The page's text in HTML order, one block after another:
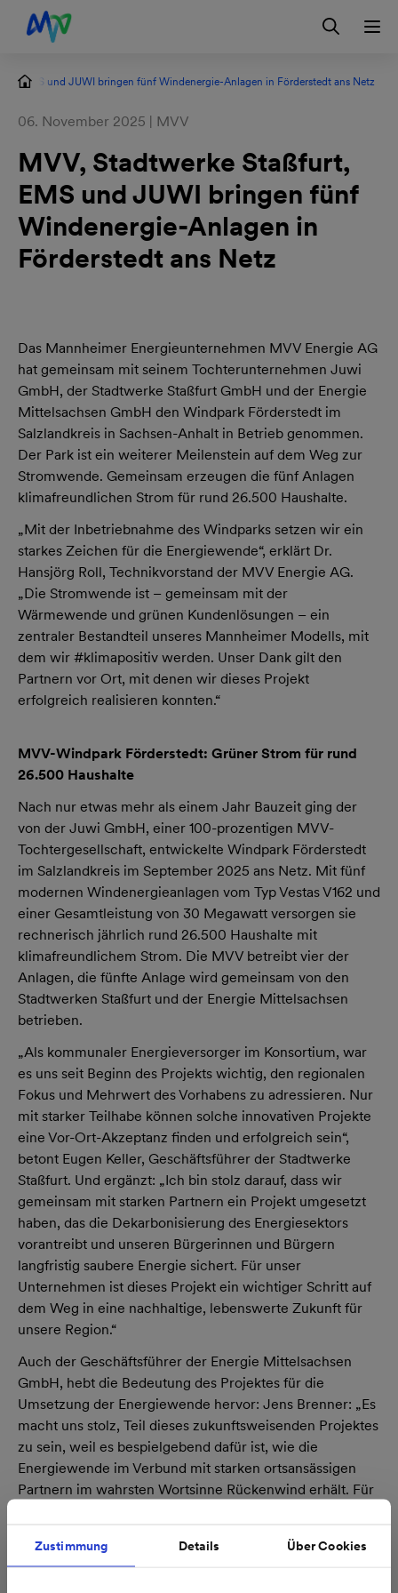
Zustimmung Details Über Cookies
Zur Hauptnavigation springen
Zum Hauptinhalt springen
Zur Footernavigation springen
Kontakt EN Login
EMS und JUWI bringen fünf Windenergie-Anlagen in Förderstedt ans Netz
06. November 2025 | MVV
MVV, Stadtwerke Staßfurt,
EMS und JUWI bringen fünf
Windenergie-Anlagen in
Förderstedt ans Netz
Das Mannheimer Energieunternehmen MVV Energie AG
hat gemeinsam mit seinem Tochterunternehmen Juwi
GmbH, der Stadtwerke Staßfurt GmbH und der Energie
Mittelsachsen GmbH den Windpark Förderstedt im
Salzlandkreis in Sachsen-Anhalt in Betrieb genommen.
Der Park ist ein weiterer Meilenstein auf dem Weg zur
Stromwende. Gemeinsam erzeugen die fünf Anlagen
klimafreundlichen Strom für rund 26.500 Haushalte.
„Mit der Inbetriebnahme des Windparks setzen wir ein
starkes Zeichen für die Energiewende“, erklärt Dr.
Hansjörg Roll, Technikvorstand der MVV Energie AG.
„Die Stromwende ist – gemeinsam mit der
Wärmewende und grünen Kundenlösungen – ein
zentraler Bestandteil unseres Mannheimer Modells, mit
dem wir #klimapositiv werden. Unser Dank gilt den
Partnern vor Ort, mit denen wir dieses Projekt
erfolgreich realisieren konnten.“
MVV-Windpark Förderstedt: Grüner Strom für rund
26.500 Haushalte
Nach nur etwas mehr als einem Jahr Bauzeit ging der
von der Juwi GmbH, einer 100-prozentigen MVV-
Tochtergesellschaft, entwickelte Windpark Förderstedt
im Salzlandkreis im September 2025 ans Netz. Mit fünf
modernen Windenergieanlagen vom Typ Vestas V162 und
einer Gesamtleistung von 30 Megawatt versorgen sie
rechnerisch jährlich rund 26.500 Haushalte mit
klimafreundlichem Strom. Die MVV betreibt vier der
Anlagen, die fünfte Anlage wird gemeinsam von den
Stadtwerken Staßfurt und der Energie Mittelsachsen
betrieben.
„Als kommunaler Energieversorger im Konsortium, war
es uns seit Beginn des Projekts wichtig, den regionalen
Fokus und Mehrwert des Vorhabens zu adressieren. Nur
mit starker Teilhabe können solche innovativen Projekte
eine Vor-Ort-Akzeptanz finden und erfolgreich sein“,
betont Eugen Keller, Geschäftsführer der Stadtwerke
Staßfurt. Und ergänzt: „Ich bin stolz darauf, dass wir
gemeinsam mit starken Partnern ein Projekt umgesetzt
haben, das die Dekarbonisierung des Energiesektors
vorantreibt und unseren Bürgerinnen und Bürgern
langfristig saubere Energie sichert. Für unser
Unternehmen ist dieses Projekt ein wichtiger Schritt auf
dem Weg in eine nachhaltige, lebenswerte Zukunft für
unsere Region.“
Auch der Geschäftsführer der Energie Mittelsachsen
GmbH, hebt die Bedeutung des Projektes für die
Umsetzung der Energiewende hervor: Jens Brenner: „Es
macht uns stolz, Teil dieses zukunftsweisenden Projektes
zu sein, weil es bespielgebend dafür ist, wie die
Energiewende im Verbund mit starken ortsansässigen
Partnern im wahrsten Wortsinne Rückenwind erhält. Für
erzeugt. Sie ergänzt unsere Aktivitäten in den Bereichen